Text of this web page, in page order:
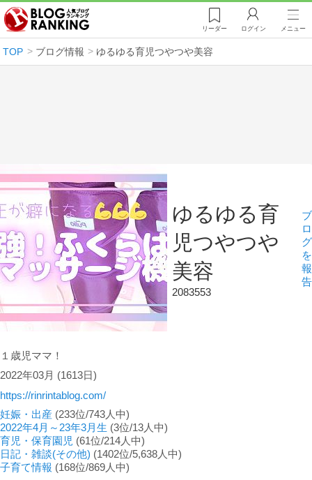
リーダー ログイン メニュー
TOP ブログ情報 ゆるゆる育児つやつや美容
ゆるゆる育
児つやつや
美容
2083553
ブ
ロ
グ
を
報
告
１歳児ママ！
2022年03月 (1613日)
https://rinrintablog.com/
妊娠・出産 (233位/743人中)
2022年4月～23年3月生 (3位/13人中)
育児・保育園児 (61位/214人中)
日記・雑談(その他) (1402位/5,638人中)
子育て情報 (168位/869人中)